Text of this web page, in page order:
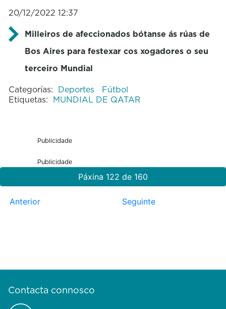
20/12/2022 12:37
Milleiros de afeccionados bótanse ás rúas de
Bos Aires para festexar cos xogadores o seu
terceiro Mundial
Categorías: Deportes
Fútbol
Etiquetas: MUNDIAL DE QATAR
Publicidade
Publicidade
Páxina 122 de 160
Anterior Seguinte
Contacta connosco